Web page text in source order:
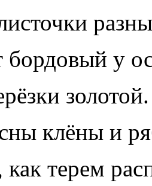
у
золотой.
и
терем